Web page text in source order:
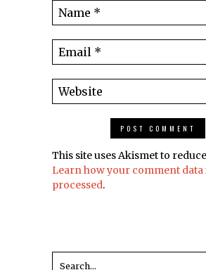
This site uses Akismet to
Learn how your comment data
processed.